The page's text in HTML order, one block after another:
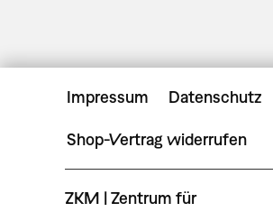
Impressum Datenschutz
Shop-Vertrag widerrufen
ZKM | Zentrum für